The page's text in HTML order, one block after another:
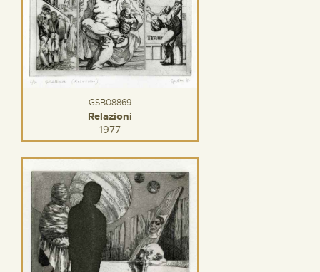
GSB08869
Relazioni
1977